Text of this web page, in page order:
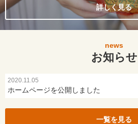
詳しく見る
news
お知らせ
2020.11.05
ホームページを公開しました
一覧を見る